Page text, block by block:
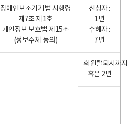
장애인보조기기법 시행령
제7조 제1호
개인정보 보호법 제15조
(정보주체 동의)
신청자 :
1년
수혜자 :
7년
회원탈퇴시까
혹은 2년